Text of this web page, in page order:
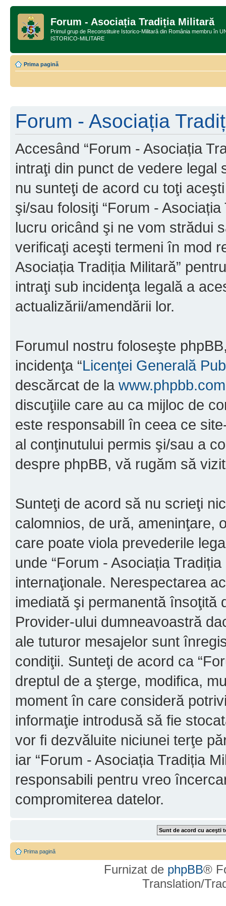
Forum - Asociația Tradiția Militară
Primul grup de Reconstituire Istorico-Militară din România membru în
ISTORICO-MILITARE
Prima pagină
Forum - Asociația
Accesând “Forum - Asociația
intraţi din punct de vedere legal
nu sunteţi de acord cu toţi
şi/sau folosiţi “Forum -
lucru oricând şi ne vom strădui
verificaţi aceşti termeni în mod
Asociația Tradiția Militară”
intraţi sub incidenţa legală a
actualizării/amendării lor.
Forumul nostru foloseşte
incidenţa “Licenţei Generală
descărcat de la www.phpbb.com
discuţiile care au ca mijloc de
este responsabill în ceea ce
al conţinutului permis şi/sau a
despre phpBB, vă rugăm să
Sunteţi de acord să nu scrieţi
calomnios, de ură, ameninţare,
care poate viola prevederile
unde “Forum - Asociația
internaţionale. Nerespectarea
imediată şi permanentă însoţită
Provider-ului dumneavoastră
ale tuturor mesajelor sunt
condiţii. Sunteţi de acord ca
dreptul de a şterge, modifica,
moment în care consideră
informaţie introdusă să fie
vor fi dezvăluite niciunei terţe
iar “Forum - Asociația Tradiția
responsabili pentru vreo
compromiterea datelor.
Prima pagină
Furnizat de phpBB®
Translation/